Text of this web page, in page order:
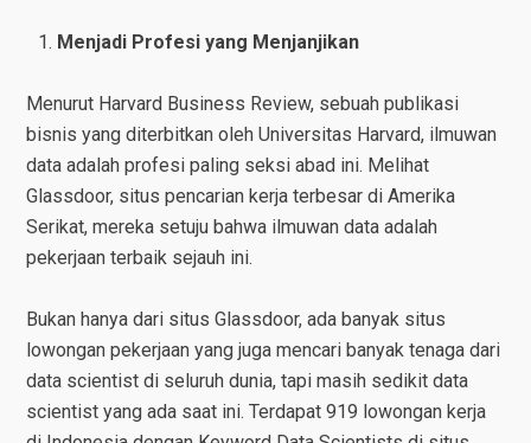
Menjadi Profesi yang Menjanjikan
Menurut Harvard Business Review, sebuah publikasi
bisnis yang diterbitkan oleh Universitas Harvard, ilmuwan
data adalah profesi paling seksi abad ini. Melihat
Glassdoor, situs pencarian kerja terbesar di Amerika
Serikat, mereka setuju bahwa ilmuwan data adalah
pekerjaan terbaik sejauh ini.
Bukan hanya dari situs Glassdoor, ada banyak situs
lowongan pekerjaan yang juga mencari banyak tenaga dari
data scientist di seluruh dunia, tapi masih sedikit data
scientist yang ada saat ini. Terdapat 919 lowongan kerja